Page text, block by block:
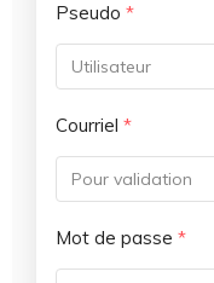
Pseudo *
Courriel *
Mot de passe *